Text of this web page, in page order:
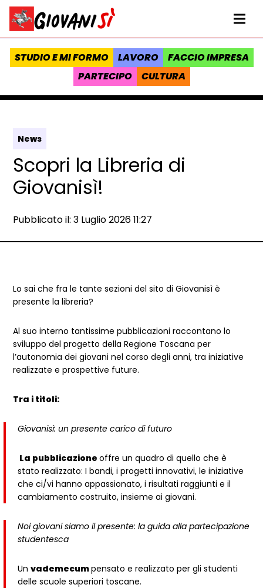
Vai al contenuto
Homepage Giovanisì - Progetto della Regione Toscana
STUDIO E MI FORMO LAVORO
FACCIO IMPRESA
PARTECIPO
CULTURA
News
Scopri la Libreria di
Giovanisì!
Data e ora:
Pubblicato il: 3 Luglio 2026 11:27
Lo sai che fra le tante sezioni del sito di Giovanisì è
presente la libreria?
Al suo interno tantissime pubblicazioni raccontano lo
sviluppo del progetto della Regione Toscana per
l’autonomia dei giovani nel corso degli anni, tra iniziative
realizzate e prospettive future.
Tra i titoli:
Giovanisì: un presente carico di futuro
La pubblicazioneoffre un quadro di quello che è
stato realizzato: I bandi, i progetti innovativi, le iniziative
che ci/vi hanno appassionato, i risultati raggiunti e il
cambiamento costruito, insieme ai giovani.
Noi giovani siamo il presente: la guida alla partecipazione
studentesca
Unvademecumpensato e realizzato per gli studenti
delle scuole superiori toscane.